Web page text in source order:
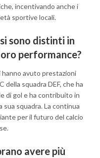
incentivando anche i
sportive locali.
sono distinti in
performance?
avuto prestazioni
della squadra DEF, che ha
di gol e ha contribuito in
squadra. La continua
per il futuro del calcio
avere più